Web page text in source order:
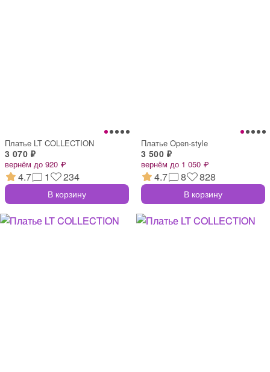
Платье LT COLLECTION
3 070 ₽
вернём до 920 ₽
4.7 1 234
В корзину
Платье Open-style
3 500 ₽
вернём до 1 050 ₽
4.7 8 828
В корзину